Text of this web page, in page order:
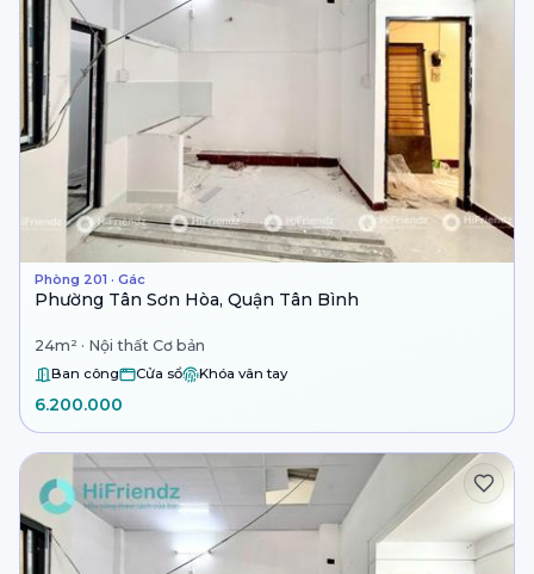
Phòng 201 · Gác
Phường Tân Sơn Hòa, Quận Tân Bình
24m² · Nội thất Cơ bản
Ban công Cửa sổ Khóa vân tay
6.200.000